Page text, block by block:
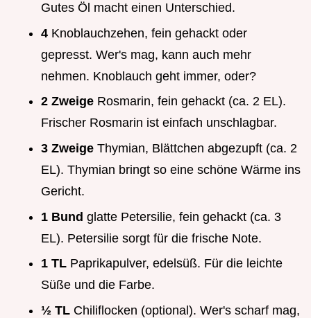
Gutes Öl macht einen Unterschied.
4 Knoblauchzehen, fein gehackt oder
gepresst. Wer's mag, kann auch mehr
nehmen. Knoblauch geht immer, oder?
2 Zweige Rosmarin, fein gehackt (ca. 2 EL).
Frischer Rosmarin ist einfach unschlagbar.
3 Zweige Thymian, Blättchen abgezupft (ca. 2
EL). Thymian bringt so eine schöne Wärme ins
Gericht.
1 Bund glatte Petersilie, fein gehackt (ca. 3
EL). Petersilie sorgt für die frische Note.
1 TL Paprikapulver, edelsüß. Für die leichte
Süße und die Farbe.
½ TL Chiliflocken (optional). Wer's scharf mag,